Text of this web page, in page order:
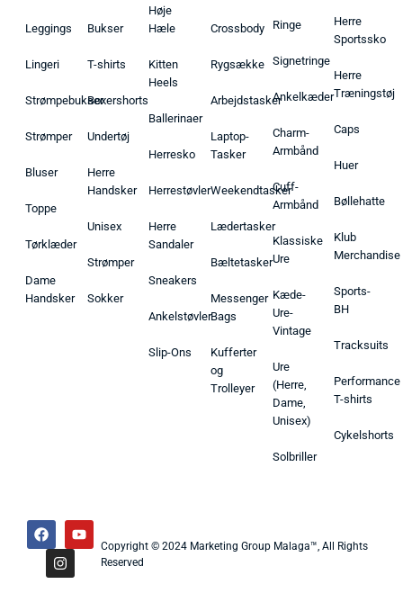
Leggings
Lingeri
Strømpebukser
Strømper
Bluser
Toppe
Tørklæder
Dame
Handsker
Bukser
T-shirts
Boxershorts
Undertøj
Herre
Handsker
Unisex
Strømper
Sokker
Høje
Hæle
Kitten
Heels
Ballerinaer
Herresko
Herrestøvler
Herre
Sandaler
Sneakers
Ankelstøvler
Slip-Ons
Crossbody
Rygsække
Arbejdstasker
Laptop-
Tasker
Weekendtasker
Lædertasker
Bæltetasker
Messenger
Bags
Kufferter
og
Trolleyer
Ringe
Signetringe
Ankelkæder
Charm-
Armbånd
Cuff-
Armbånd
Klassiske
Ure
Kæde-
Ure-
Vintage
Ure
(Herre,
Dame,
Unisex)
Solbriller
Herre
Sportssko
Herre
Træningstøj
Caps
Huer
Bøllehatte
Klub
Merchandise
Sports-
BH
Tracksuits
Performance
T-shirts
Cykelshorts
Copyright © 2024 Marketing Group Malaga™, All Rights
Reserved